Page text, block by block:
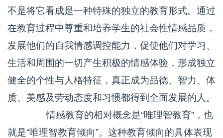
不是将它看成是一种特殊的独立的教育形式。通过
在教育过程中尊重和培养学生的社会性情感品质，
发展他们的自我情感调控能力，促使他们对学习、
生活和周围的一切产生积极的情感体验，形成独立
健全的个性与人格特征，真正成为品德、智力、体
质、美感及劳动态度和习惯都得到全面发展的人。
情感教育的相对概念是“唯理智教育”，也
就是“唯理智教育倾向”。这种教育倾向的具体表现